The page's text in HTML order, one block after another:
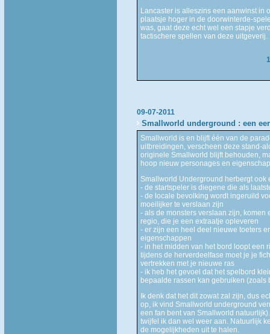
Lancaster is alleszins een aanwinst in
plaatsje hoger in de doorwinterde-
was, gaat deze echt wel een stapje
tactischere spellen van deze uitgeverij.
09-07-2011
Smallworld underground : een
Smallworld is en blijft één van de
uitbreidingen, verscheen deze stand-
originele Smallworld blijft behouden,
hoop nieuw personages en
Smallworld Underground herbergt
- de startspeler is diegene die als
- de locale bevolking wordt ingeruild
moeilijker te verslaan zijn
- als de monsters verslaan zijn,
regio, die je een extraatje opleveren
- er zijn een heel deel nieuwe toeters
eigenschappen
- in het midden van het bord loopt een
tijdens de herverdeelfase moet je je
vertrekken met je nieuwe ras
- ik heb het gevoel dat het spelbord
bepaalde rassen kan gebruiken (zoals
Ik denk dat het dit zowat zal zijn, dus
op, ik vind Smallworld underground
een fan bent van Smallworld
twijfel ik dan wel weer aan. Natuurlijk
de mogelijkheden uit te halen.